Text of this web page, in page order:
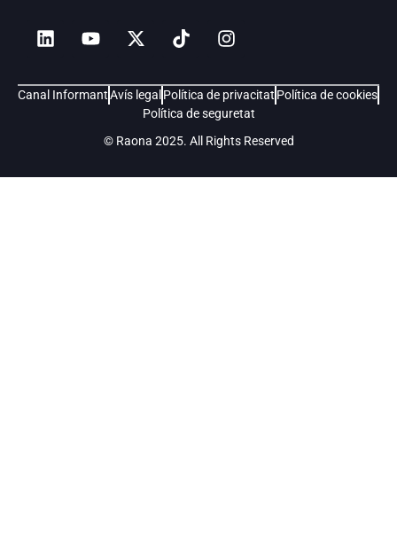
© Raona 2025. All Rights Reserved
Canal InformantAvís legal Política de privacitat Política de cookies
Política de seguretat